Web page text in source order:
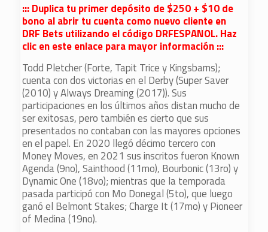
::: Duplica tu primer depósito de $250 + $10 de
bono al abrir tu cuenta como nuevo cliente en
DRF Bets utilizando el código DRFESPANOL. Haz
clic en este enlace para mayor información :::
Todd Pletcher (Forte, Tapit Trice y Kingsbarns);
cuenta con dos victorias en el Derby (Super Saver
(2010) y Always Dreaming (2017)). Sus
participaciones en los últimos años distan mucho de
ser exitosas, pero también es cierto que sus
presentados no contaban con las mayores opciones
en el papel. En 2020 llegó décimo tercero con
Money Moves, en 2021 sus inscritos fueron Known
Agenda (9no), Sainthood (11mo), Bourbonic (13ro) y
Dynamic One (18vo); mientras que la temporada
pasada participó con Mo Donegal (5to), que luego
ganó el Belmont Stakes; Charge It (17mo) y Pioneer
of Medina (19no).